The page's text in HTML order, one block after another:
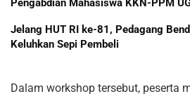
Pengabdian Mahasiswa KKN-PPM
Jelang HUT RI ke-81, Pedagang
Keluhkan Sepi Pembeli
Dalam workshop tersebut, peserta